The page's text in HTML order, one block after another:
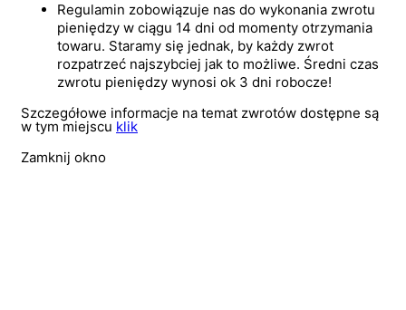
Regulamin zobowiązuje nas do wykonania zwrotu
pieniędzy w ciągu 14 dni od momenty otrzymania
towaru. Staramy się jednak, by każdy zwrot
rozpatrzeć najszybciej jak to możliwe. Średni czas
zwrotu pieniędzy wynosi ok 3 dni robocze!
Szczegółowe informacje na temat zwrotów dostępne są
w tym miejscu klik
Zamknij okno